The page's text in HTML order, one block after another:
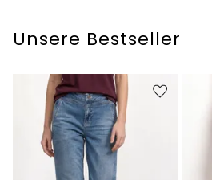
Unsere Bestseller